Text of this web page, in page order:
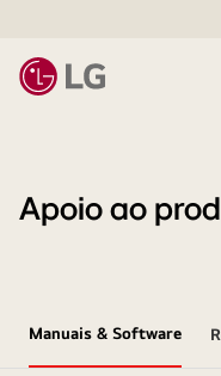
Apoio ao
Manuais & Software